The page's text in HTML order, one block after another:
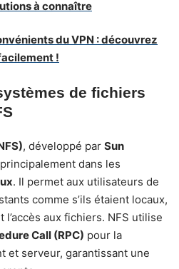
à connaître
du VPN : découvrez
!
de fichiers
, développé par Sun
dans les
. Il permet aux utilisateurs de
comme s’ils étaient locaux,
aux fichiers. NFS utilise
Call (RPC) pour la
et serveur, garantissant une